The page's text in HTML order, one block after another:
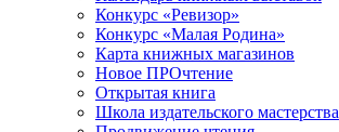
Конкурс «Ревизор»
Конкурс «Малая Родина»
Карта книжных магазинов
Новое ПРОчтение
Открытая книга
Школа издательского мастерства